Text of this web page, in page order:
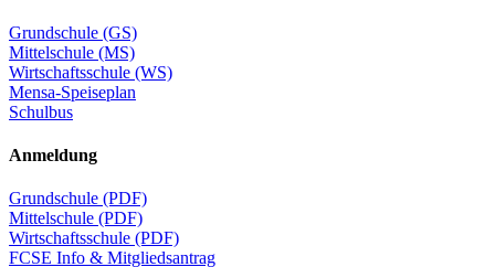
Grundschule (GS)
Mittelschule (MS)
Wirtschaftsschule (WS)
Mensa-Speiseplan
Schulbus
Anmeldung
Grundschule (PDF)
Mittelschule (PDF)
Wirtschaftsschule (PDF)
FCSE Info & Mitgliedsantrag